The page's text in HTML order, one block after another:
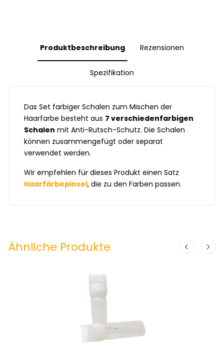
Produktbeschreibung Rezensionen
Spezifikation
Das Set farbiger Schalen zum Mischen der
Haarfarbe besteht aus 7 verschiedenfarbigen
Schalen mit Anti-Rutsch-Schutz. Die Schalen
können zusammengefügt oder separat
verwendet werden.
Wir empfehlen für dieses Produkt einen Satz
Haarfärbepinsel, die zu den Farben passen.
Ähnliche Produkte